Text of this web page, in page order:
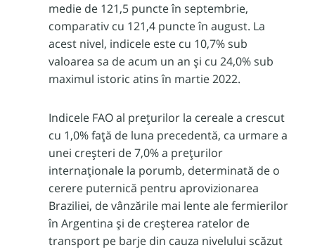
medie de 121,5 puncte în septembrie,
comparativ cu 121,4 puncte în august. La
acest nivel, indicele este cu 10,7% sub
valoarea sa de acum un an și cu 24,0% sub
maximul istoric atins în martie 2022.
Indicele FAO al prețurilor la cereale a crescut
cu 1,0% față de luna precedentă, ca urmare a
unei creșteri de 7,0% a prețurilor
internaționale la porumb, determinată de o
cerere puternică pentru aprovizionarea
Braziliei, de vânzările mai lente ale fermierilor
în Argentina și de creșterea ratelor de
transport pe barje din cauza nivelului scăzut